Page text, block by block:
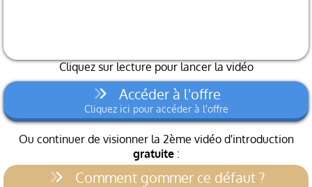
Cliquez sur lecture pour lancer la vidéo
Accéder à l'offre
Cliquez ici pour accéder à l'offre
Ou continuer de visionner la 2ème vidéo d'introduction
gratuite:
Comment gommer ce défaut ?